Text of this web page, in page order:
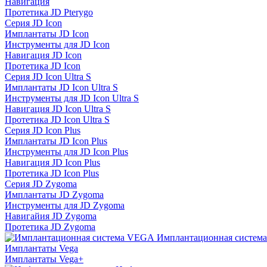
Протетика JD Pterygo
Серия JD Icon
Имплантаты JD Icon
Инструменты для JD Icon
Навигация JD Icon
Протетика JD Icon
Серия JD Icon Ultra S
Имплантаты JD Icon Ultra S
Инструменты для JD Icon Ultra S
Навигация JD Icon Ultra S
Протетика JD Icon Ultra S
Серия JD Icon Plus
Имплантаты JD Icon Plus
Инструменты для JD Icon Plus
Навигация JD Icon Plus
Протетика JD Icon Plus
Серия JD Zygoma
Имплантаты JD Zygoma
Инструменты для JD Zygoma
Навигайия JD Zygoma
Протетика JD Zygoma
Имплантационная
Имплантаты Vega
Имплантаты Vega+